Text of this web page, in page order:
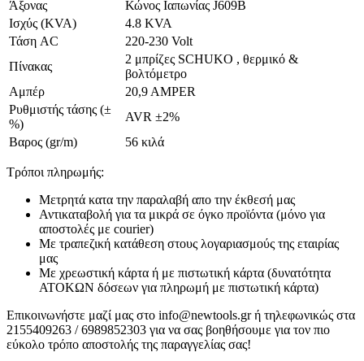
Άξονας
Κώνος Ιαπωνίας J609B
Ισχύς (KVA)
4.8 KVA
Τάση AC
220-230 Volt
Πίνακας
2 μπρίζες SCHUKO , θερμικό &
βολτόμετρο
Αμπέρ
20,9 AMPER
Ρυθμιστής τάσης (±
%)
AVR ±2%
Βαρος (gr/m)
56 κιλά
Τρόποι πληρωμής:
Μετρητά κατα την παραλαβή απο την έκθεσή μας
Αντικαταβολή για τα μικρά σε όγκο προϊόντα (μόνο για
αποστολές με courier)
Με τραπεζική κατάθεση στους λογαριασμούς της εταιρίας
μας
Με χρεωστική κάρτα ή με πιστωτική κάρτα (δυνατότητα
ΑΤΟΚΩΝ δόσεων για πληρωμή με πιστωτική κάρτα)
Επικοινωνήστε μαζί μας στο info@newtools.gr ή τηλεφωνικώς στα
2155409263 / 6989852303 για να σας βοηθήσουμε για τον πιο
εύκολο τρόπο αποστολής της παραγγελίας σας!